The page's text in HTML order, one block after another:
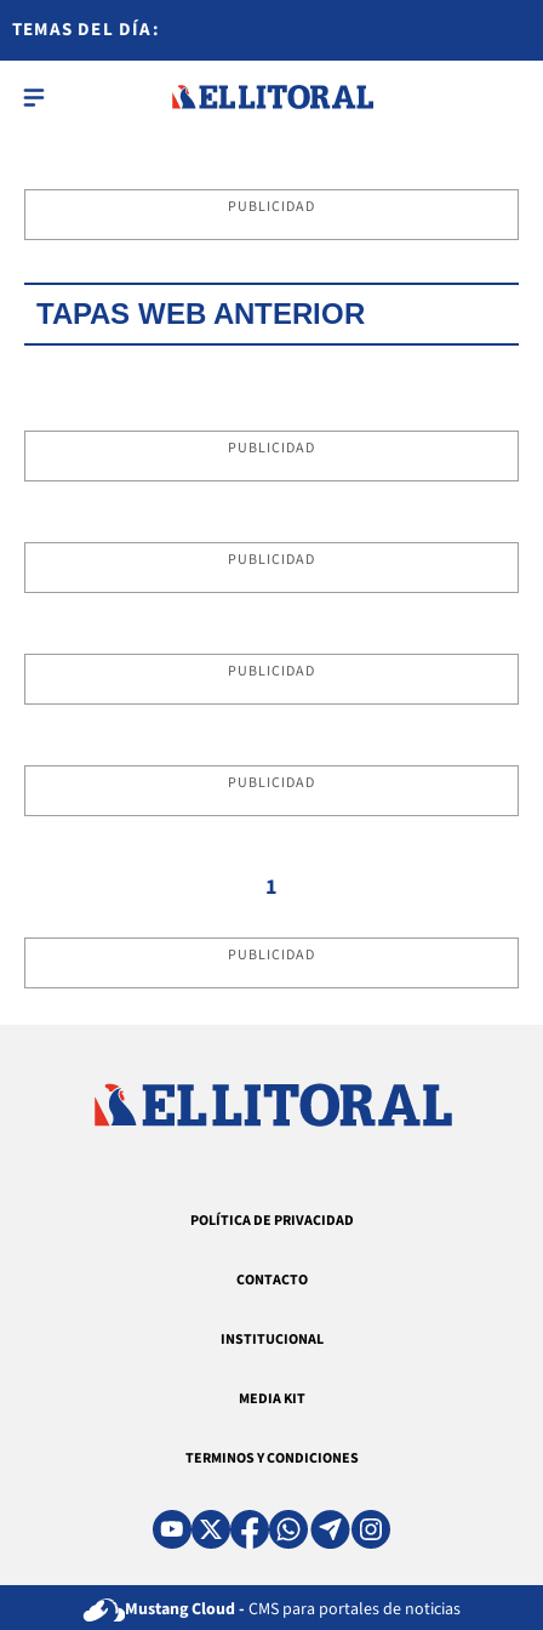
TEMAS DEL DÍA:
PUBLICIDAD
TAPAS WEB ANTERIOR
PUBLICIDAD
PUBLICIDAD
PUBLICIDAD
PUBLICIDAD
1
PUBLICIDAD
POLÍTICA DE PRIVACIDAD
CONTACTO
INSTITUCIONAL
MEDIA KIT
TERMINOS Y CONDICIONES
Mustang Cloud - CMS para portales de noticias